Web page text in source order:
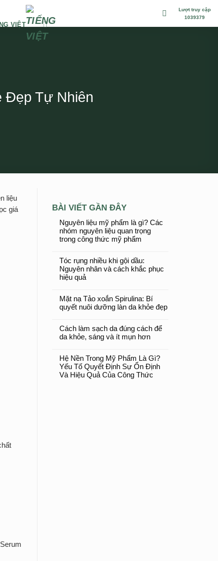
VIỆT
Lượt truy cập
1039379
Đẹp Tự Nhiên
liệu
giá
BÀI VIẾT GẦN ĐÂY
Nguyên liệu mỹ phẩm là gì? Các
nhóm nguyên liệu quan trọng
trong công thức mỹ phẩm
Tóc rụng nhiều khi gội dầu:
Nguyên nhân và cách khắc phục
hiệu quả
Mặt nạ Tảo xoắn Spirulina: Bí
quyết nuôi dưỡng làn da khỏe đẹp
Cách làm sạch da đúng cách để
da khỏe, sáng và ít mụn hơn
Hệ Nền Trong Mỹ Phẩm Là Gì?
Yếu Tố Quyết Định Sự Ổn Định
Và Hiệu Quả Của Công Thức